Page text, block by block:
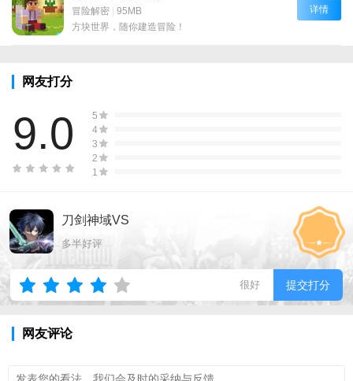
冒险解密 | 95MB
方块世界，随你建造冒险！
详情
网友打分
9.0
5
4
3
2
1
刀剑神域VS
多半好评
很好 提交打分
网友评论